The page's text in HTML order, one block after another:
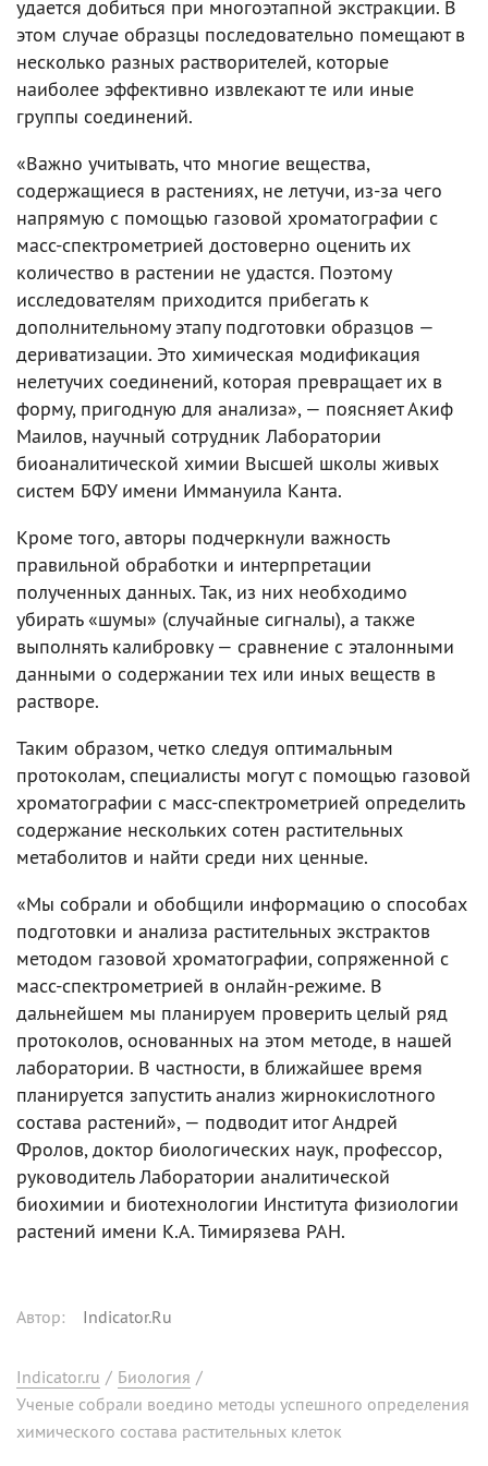
удается добиться при многоэтапной экстракции. В
этом случае образцы последовательно помещают в
несколько разных растворителей, которые
наиболее эффективно извлекают те или иные
группы соединений.
«Важно учитывать, что многие вещества,
содержащиеся в растениях, не летучи, из-за чего
напрямую с помощью газовой хроматографии с
масс-спектрометрией достоверно оценить их
количество в растении не удастся. Поэтому
исследователям приходится прибегать к
дополнительному этапу подготовки образцов —
дериватизации. Это химическая модификация
нелетучих соединений, которая превращает их в
форму, пригодную для анализа», — поясняет Акиф
Маилов, научный сотрудник Лаборатории
биоаналитической химии Высшей школы живых
систем БФУ имени Иммануила Канта.
Кроме того, авторы подчеркнули важность
правильной обработки и интерпретации
полученных данных. Так, из них необходимо
убирать «шумы» (случайные сигналы), а также
выполнять калибровку — сравнение с эталонными
данными о содержании тех или иных веществ в
растворе.
Таким образом, четко следуя оптимальным
протоколам, специалисты могут с помощью газовой
хроматографии с масс-спектрометрией определить
содержание нескольких сотен растительных
метаболитов и найти среди них ценные.
«Мы собрали и обобщили информацию о способах
подготовки и анализа растительных экстрактов
методом газовой хроматографии, сопряженной с
масс-спектрометрией в онлайн-режиме. В
дальнейшем мы планируем проверить целый ряд
протоколов, основанных на этом методе, в нашей
лаборатории. В частности, в ближайшее время
планируется запустить анализ жирнокислотного
состава растений», — подводит итог Андрей
Фролов, доктор биологических наук, профессор,
руководитель Лаборатории аналитической
биохимии и биотехнологии Института физиологии
растений имени К.А. Тимирязева РАН.
Автор: Indicator.Ru
Indicator.ru / Биология /
Ученые собрали воедино методы успешного определения
химического состава растительных клеток